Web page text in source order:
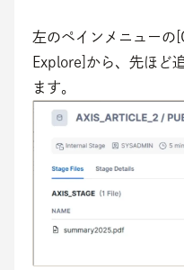
左のペインメニュー
Explore]から、先ほど
ます。